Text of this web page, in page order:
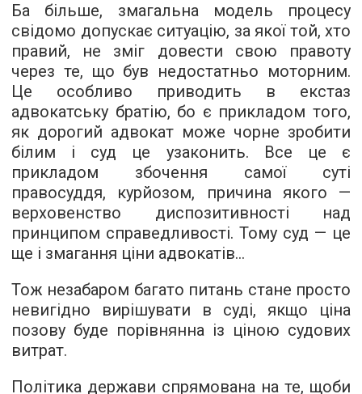
Ба більше, змагальна модель процесу
свідомо допускає ситуацію, за якої той, хто
правий, не зміг довести свою правоту
через те, що був недостатньо моторним.
Це особливо приводить в екстаз
адвокатську братію, бо є прикладом того,
як дорогий адвокат може чорне зробити
білим і суд це узаконить. Все це є
прикладом збочення самої суті
правосуддя, курйозом, причина якого —
верховенство диспозитивності над
принципом справедливості. Тому суд — це
ще і змагання ціни адвокатів...
Тож незабаром багато питань стане просто
невигідно вирішувати в суді, якщо ціна
позову буде порівнянна із ціною судових
витрат.
Політика держави спрямована на те, щоби